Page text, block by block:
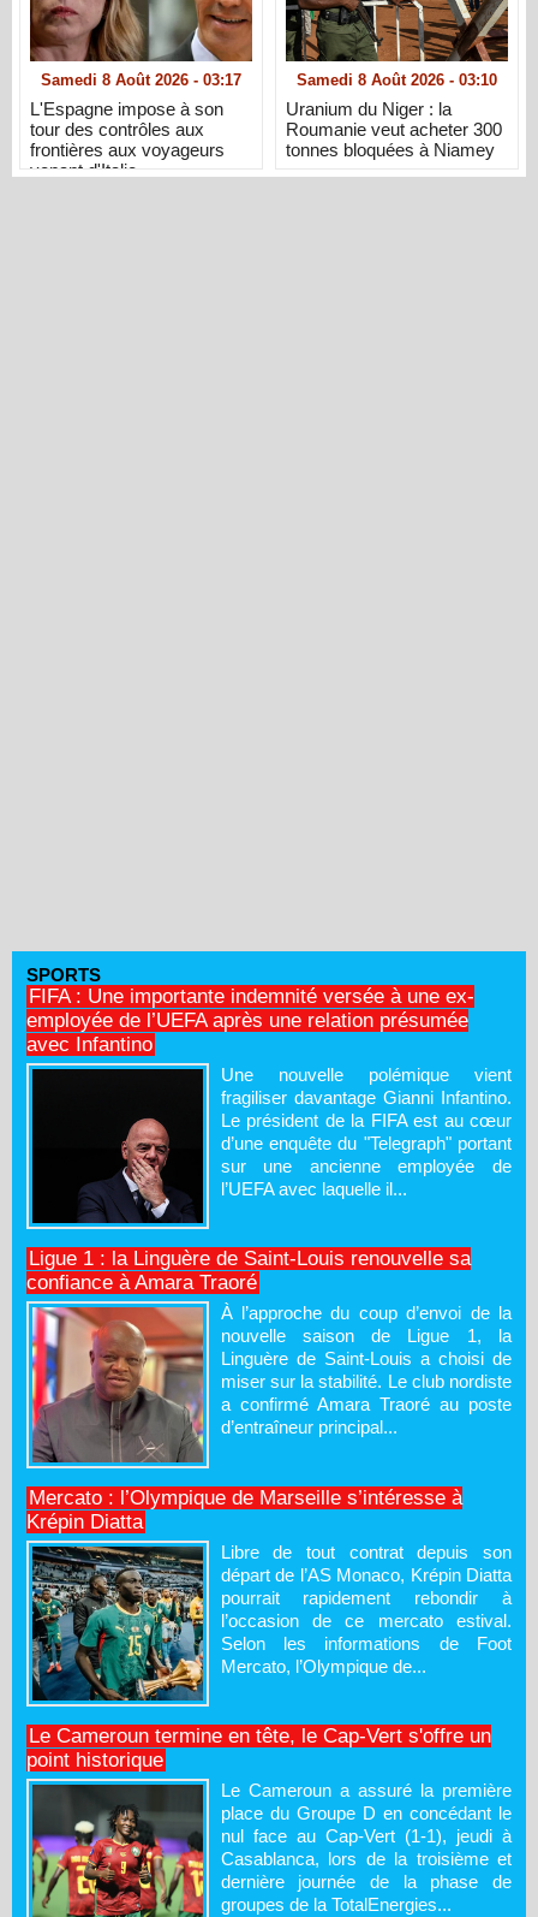
Samedi 8 Août 2026 - 03:17
L'Espagne impose à son
tour des contrôles aux
frontières aux voyageurs
venant d'Italie
Samedi 8 Août 2026 - 03:10
Uranium du Niger : la
Roumanie veut acheter 300
tonnes bloquées à Niamey
SPORTS
FIFA : Une importante indemnité versée à une ex-
employée de l’UEFA après une relation présumée
avec Infantino
Une nouvelle polémique vient
fragiliser davantage Gianni Infantino.
Le président de la FIFA est au cœur
d’une enquête du "Telegraph" portant
sur une ancienne employée de
l’UEFA avec laquelle il...
Ligue 1 : la Linguère de Saint-Louis renouvelle sa
confiance à Amara Traoré
À l’approche du coup d’envoi de la
nouvelle saison de Ligue 1, la
Linguère de Saint-Louis a choisi de
miser sur la stabilité. Le club nordiste
a confirmé Amara Traoré au poste
d’entraîneur principal...
Mercato : l’Olympique de Marseille s’intéresse à
Krépin Diatta
Libre de tout contrat depuis son
départ de l’AS Monaco, Krépin Diatta
pourrait rapidement rebondir à
l’occasion de ce mercato estival.
Selon les informations de Foot
Mercato, l’Olympique de...
Le Cameroun termine en tête, le Cap-Vert s'offre un
point historique
Le Cameroun a assuré la première
place du Groupe D en concédant le
nul face au Cap-Vert (1-1), jeudi à
Casablanca, lors de la troisième et
dernière journée de la phase de
groupes de la TotalEnergies...